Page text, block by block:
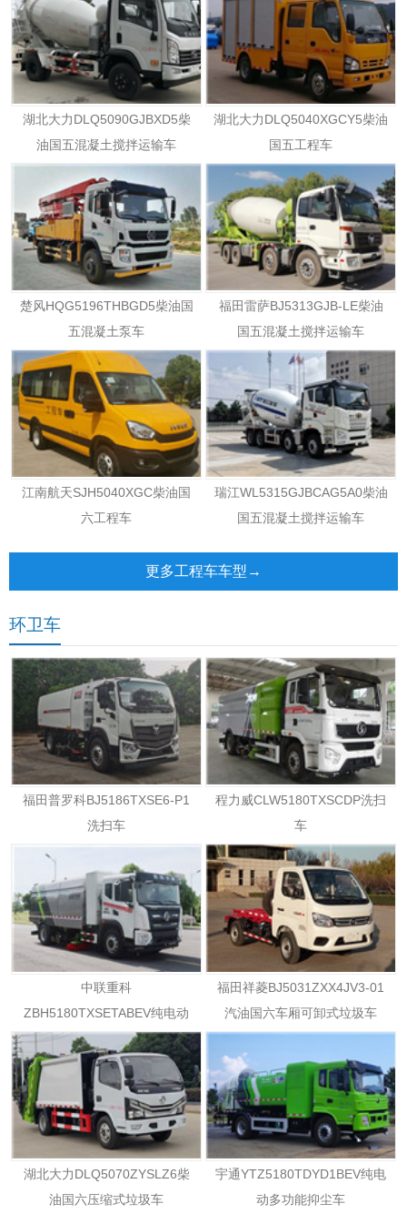
湖北大力DLQ5090GJBXD5柴
油国五混凝土搅拌运输车
湖北大力DLQ5040XGCY5柴油
国五工程车
楚风HQG5196THBGD5柴油国
五混凝土泵车
福田雷萨BJ5313GJB-LE柴油
国五混凝土搅拌运输车
江南航天SJH5040XGC柴油国
六工程车
瑞江WL5315GJBCAG5A0柴油
国五混凝土搅拌运输车
更多工程车车型→
环卫车
福田普罗科BJ5186TXSE6-P1
洗扫车
程力威CLW5180TXSCDP洗扫
车
中联重科
ZBH5180TXSETABEV纯电动
洗扫车
福田祥菱BJ5031ZXX4JV3-01
汽油国六车厢可卸式垃圾车
湖北大力DLQ5070ZYSLZ6柴
油国六压缩式垃圾车
宇通YTZ5180TDYD1BEV纯电
动多功能抑尘车